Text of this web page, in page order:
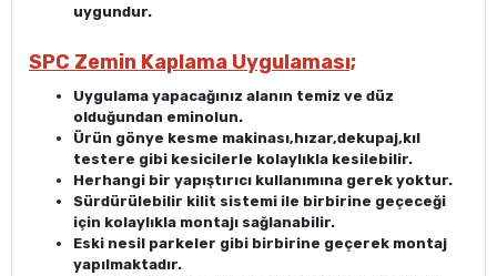
uygundur.
SPC Zemin Kaplama Uygulaması;
Uygulama yapacağınız alanın temiz ve düz
olduğundan eminolun.
Ürün gönye kesme makinası,hızar,dekupaj,kıl
testere gibi kesicilerle kolaylıkla kesilebilir.
Herhangi bir yapıştırıcı kullanımına gerek yoktur.
Sürdürülebilir kilit sistemi ile birbirine geçeceği
için kolaylıkla montajı sağlanabilir.
Eski nesil parkeler gibi birbirine geçerek montaj
yapılmaktadır.